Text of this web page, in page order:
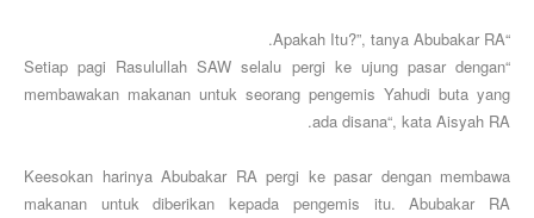
“Apakah Itu?”, tanya Abubakar RA.
“Setiap pagi Rasulullah SAW selalu pergi ke ujung pasar dengan
membawakan makanan untuk seorang pengemis Yahudi buta yang
ada disana“, kata Aisyah RA.
Keesokan harinya Abubakar RA pergi ke pasar dengan membawa
makanan untuk diberikan kepada pengemis itu. Abubakar RA